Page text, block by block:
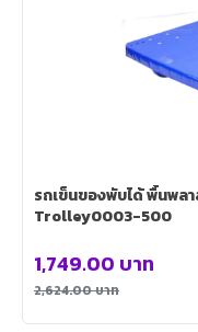
รถเข็นของพับได้ พื้นพล
Trolley0003-500
2,624.00บาท
1,749.00 บาท